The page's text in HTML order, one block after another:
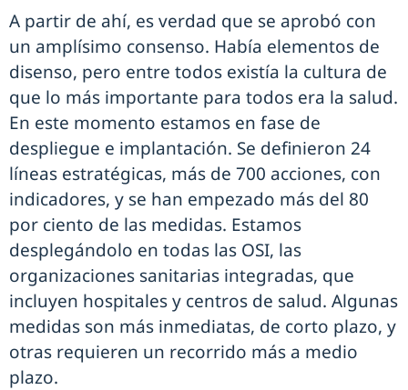
A partir de ahí, es verdad que se aprobó con
un amplísimo consenso. Había elementos de
disenso, pero entre todos existía la cultura de
que lo más importante para todos era la salud.
En este momento estamos en fase de
despliegue e implantación. Se definieron 24
líneas estratégicas, más de 700 acciones, con
indicadores, y se han empezado más del 80
por ciento de las medidas. Estamos
desplegándolo en todas las OSI, las
organizaciones sanitarias integradas, que
incluyen hospitales y centros de salud. Algunas
medidas son más inmediatas, de corto plazo, y
otras requieren un recorrido más a medio
plazo.